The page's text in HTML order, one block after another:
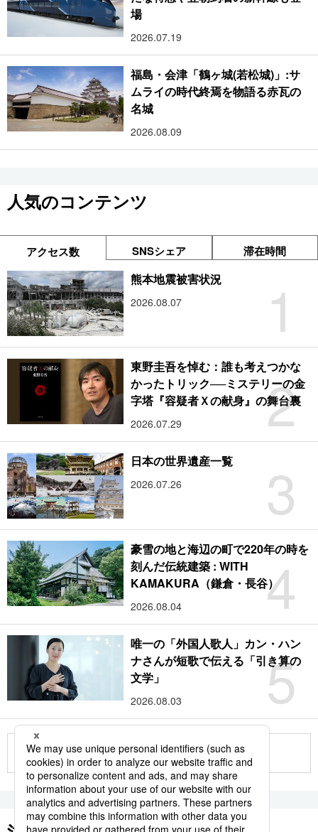
場
2026.07.19
福島・会津「鶴ヶ城(若松城)」:サ
ムライの時代終焉を物語る赤瓦の
名城
2026.08.09
人気のコンテンツ
アクセス数 SNSシェア 滞在時間
1
熊本地震被害状況
2026.08.07
2
東野圭吾を悼む：誰も考えつかな
かったトリック──ミステリーの金
字塔『容疑者Ｘの献身』の舞台裏
2026.07.29
3
日本の世界遺産一覧
2026.07.26
4
豪雪の地と海辺の町で220年の時を
刻んだ伝統建築 : WITH
KAMAKURA（鎌倉・長谷）
2026.08.04
5
唯一の「外国人歌人」カン・ハン
ナさんが短歌で伝える「引き算の
文学」
2026.08.03
もっと見る